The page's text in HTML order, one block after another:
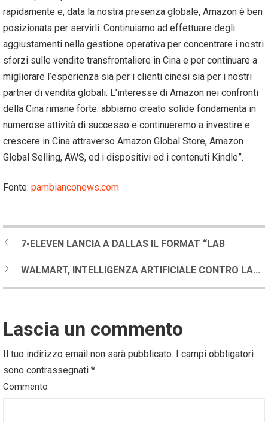
rapidamente e, data la nostra presenza globale, Amazon è ben
posizionata per servirli. Continuiamo ad effettuare degli
aggiustamenti nella gestione operativa per concentrare i nostri
sforzi sulle vendite transfrontaliere in Cina e per continuare a
migliorare l’esperienza sia per i clienti cinesi sia per i nostri
partner di vendita globali. L’interesse di Amazon nei confronti
della Cina rimane forte: abbiamo creato solide fondamenta in
numerose attività di successo e continueremo a investire e
crescere in Cina attraverso Amazon Global Store, Amazon
Global Selling, AWS, ed i dispositivi ed i contenuti Kindle”.
Fonte: pambianconews.com
7-ELEVEN LANCIA A DALLAS IL FORMAT “LAB
WALMART, INTELLIGENZA ARTIFICIALE CONTRO LA...
Lascia un commento
Il tuo indirizzo email non sarà pubblicato. I campi obbligatori
sono contrassegnati *
Commento